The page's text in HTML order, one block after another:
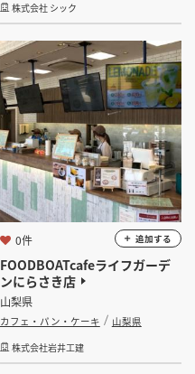
株式会社 シック
FOODBOATcafeライフガーデ
ンにらさき店
山梨県
カフェ・パン・ケーキ
山梨県
株式会社岩井工建
0件 追加する